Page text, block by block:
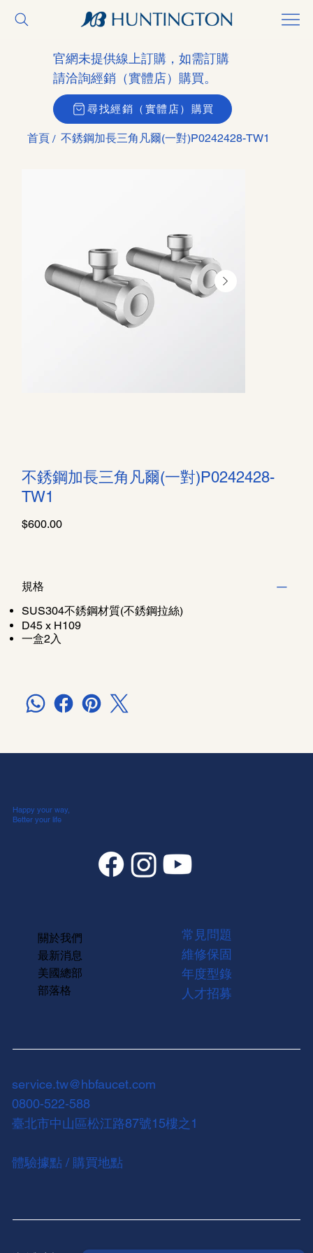
首頁 / 不銹鋼加長三角凡爾(一對)P0242428-TW1
不銹鋼加長三角凡爾(一對)P0242428-
TW1
價
格
$600.00
規格
SUS304不銹鋼材質(不銹鋼拉絲)
D45 x H109
一盒2入
官網未提供線上訂購，如需訂購
請洽詢經銷（實體店）購買。
尋找經銷（實體店）購買
service.tw@hbfaucet.com
0800-522-588
臺北市中山區松江路87號15樓之1
體驗據點 / 購買地點
Happy your way,
Better your life
關於我們
最新消息
美國總部
部落格
常見問題
維修保固
年度型錄
人才招募